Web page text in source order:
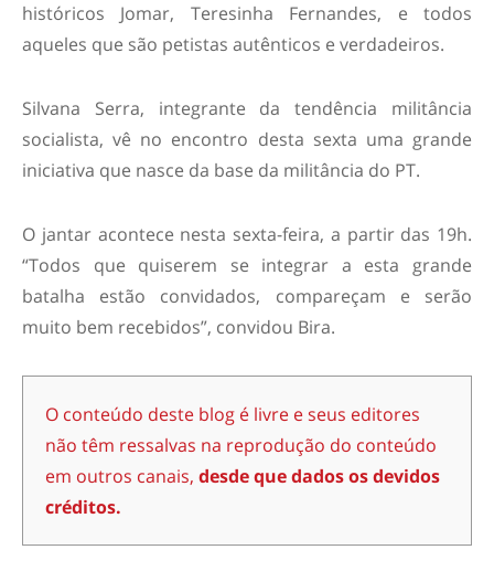
históricos Jomar, Teresinha Fernandes, e todos
aqueles que são petistas autênticos e verdadeiros.
Silvana Serra, integrante da tendência militância
socialista, vê no encontro desta sexta uma grande
iniciativa que nasce da base da militância do PT.
O jantar acontece nesta sexta-feira, a partir das 19h.
“Todos que quiserem se integrar a esta grande
batalha estão convidados, compareçam e serão
muito bem recebidos”, convidou Bira.
O conteúdo deste blog é livre e seus editores
não têm ressalvas na reprodução do conteúdo
em outros canais, desde que dados os devidos
créditos.